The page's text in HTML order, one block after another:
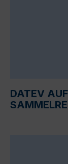
DATEV